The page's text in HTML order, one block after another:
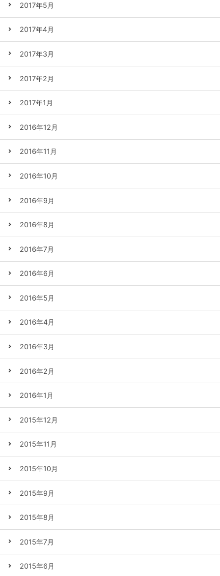
2017年5月
2017年4月
2017年3月
2017年2月
2017年1月
2016年12月
2016年11月
2016年10月
2016年9月
2016年8月
2016年7月
2016年6月
2016年5月
2016年4月
2016年3月
2016年2月
2016年1月
2015年12月
2015年11月
2015年10月
2015年9月
2015年8月
2015年7月
2015年6月